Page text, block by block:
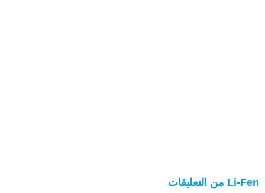
Li-Fen من التعليقات